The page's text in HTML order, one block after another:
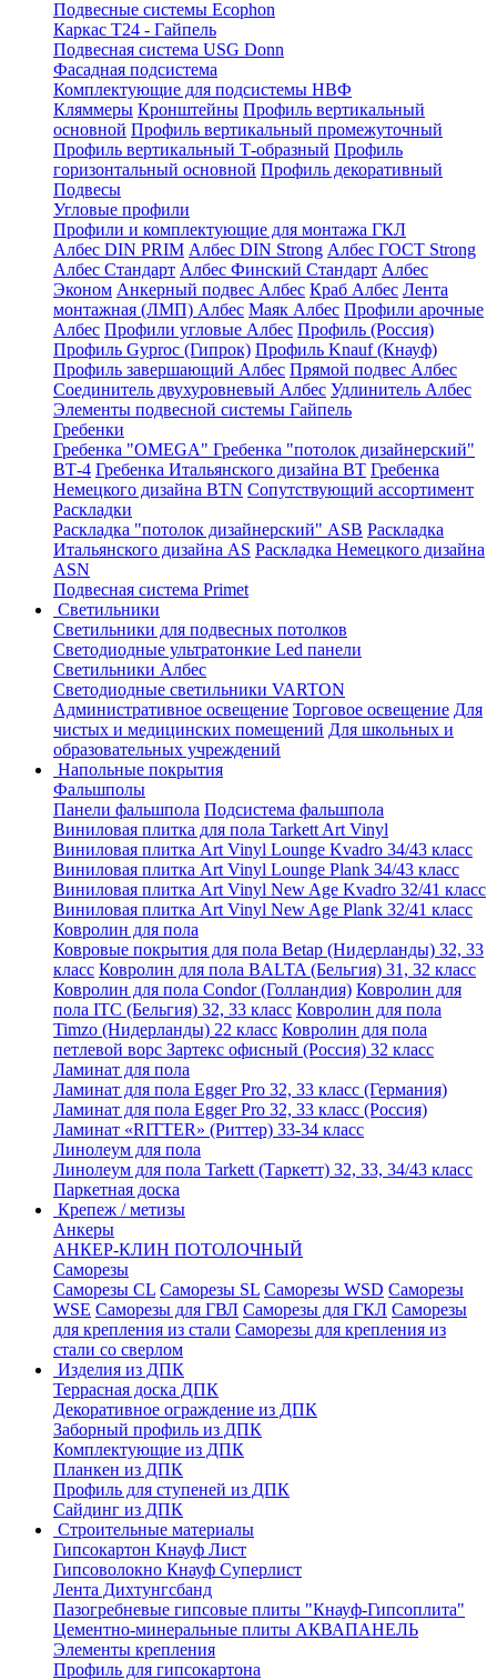
Подвесные системы Ecophon
Каркас Т24 - Гайпель
Подвесная система USG Donn
Фасадная подсистема
Комплектующие для подсистемы НВФ
Кляммеры Кронштейны Профиль вертикальный
основной Профиль вертикальный промежуточный
Профиль вертикальный Т-образный Профиль
горизонтальный основной Профиль декоративный
Подвесы
Угловые профили
Профили и комплектующие для монтажа ГКЛ
Албес DIN PRIM Албес DIN Strong Албес ГОСТ Strong
Албес Стандарт Албес Финский Стандарт Албес
Эконом Анкерный подвес Албес Краб Албес Лента
монтажная (ЛМП) Албес Маяк Албес Профили арочные
Албес Профили угловые Албес Профиль (Россия)
Профиль Gyproc (Гипрок) Профиль Knauf (Кнауф)
Профиль завершающий Албес Прямой подвес Албес
Соединитель двухуровневый Албес Удлинитель Албес
Элементы подвесной системы Гайпель
Гребенки
Гребенка "OMEGA" Гребенка "потолок дизайнерский"
ВТ-4 Гребенка Итальянского дизайна BT Гребенка
Немецкого дизайна ВТN Сопутствующий ассортимент
Раскладки
Раскладка "потолок дизайнерский" ASB Раскладка
Итальянского дизайна AS Раскладка Немецкого дизайна
АSN
Подвесная система Primet
Светильники
Светильники для подвесных потолков
Светодиодные ультратонкие Led панели
Светильники Албес
Светодиодные светильники VARTON
Административное освещение Торговое освещение Для
чистых и медицинских помещений Для школьных и
образовательных учреждений
Напольные покрытия
Фальшполы
Панели фальшпола Подсистема фальшпола
Виниловая плитка для пола Tarkett Art Vinyl
Виниловая плитка Art Vinyl Lounge Kvadro 34/43 класс
Виниловая плитка Art Vinyl Lounge Plank 34/43 класс
Виниловая плитка Art Vinyl New Age Kvadro 32/41 класс
Виниловая плитка Art Vinyl New Age Plank 32/41 класс
Ковролин для пола
Ковровые покрытия для пола Betap (Нидерланды) 32, 33
класс Ковролин для пола BALTA (Бельгия) 31, 32 класс
Ковролин для пола Condor (Голландия) Ковролин для
пола ITC (Бельгия) 32, 33 класс Ковролин для пола
Timzo (Нидерланды) 22 класс Ковролин для пола
петлевой ворс Зартекс офисный (Россия) 32 класс
Ламинат для пола
Ламинат для пола Egger Pro 32, 33 класс (Германия)
Ламинат для пола Egger Pro 32, 33 класс (Россия)
Ламинат «RITTER» (Риттер) 33-34 класс
Линолеум для пола
Линолеум для пола Tarkett (Таркетт) 32, 33, 34/43 класс
Паркетная доска
Крепеж / метизы
Анкеры
АНКЕР-КЛИН ПОТОЛОЧНЫЙ
Саморезы
Саморезы CL Саморезы SL Саморезы WSD Саморезы
WSE Саморезы для ГВЛ Саморезы для ГКЛ Саморезы
для крепления из стали Саморезы для крепления из
стали со сверлом
Изделия из ДПК
Террасная доска ДПК
Декоративное ограждение из ДПК
Заборный профиль из ДПК
Комплектующие из ДПК
Планкен из ДПК
Профиль для ступеней из ДПК
Сайдинг из ДПК
Строительные материалы
Гипсокартон Кнауф Лист
Гипсоволокно Кнауф Суперлист
Лента Дихтунгсбанд
Пазогребневые гипсовые плиты "Кнауф-Гипсоплита"
Цементно-минеральные плиты АКВАПАНЕЛЬ
Элементы крепления
Профиль для гипсокартона